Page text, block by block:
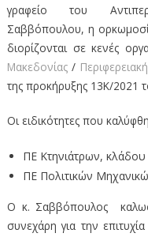
γραφείο του
Σαββόπουλου, η
διορίζονται σε κενές
Μακεδονίας/
της προκήρυξης 13Κ/2021
Οι ειδικότητες που
ΠΕ Κτηνιάτρων,
ΠΕ Πολιτικών
Ο κ. Σαββόπουλος
συνεχάρη για την